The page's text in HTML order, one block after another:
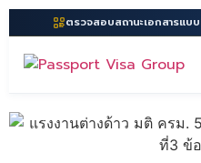
ตรวจสอบสถานะเอกสารแบบ
Home